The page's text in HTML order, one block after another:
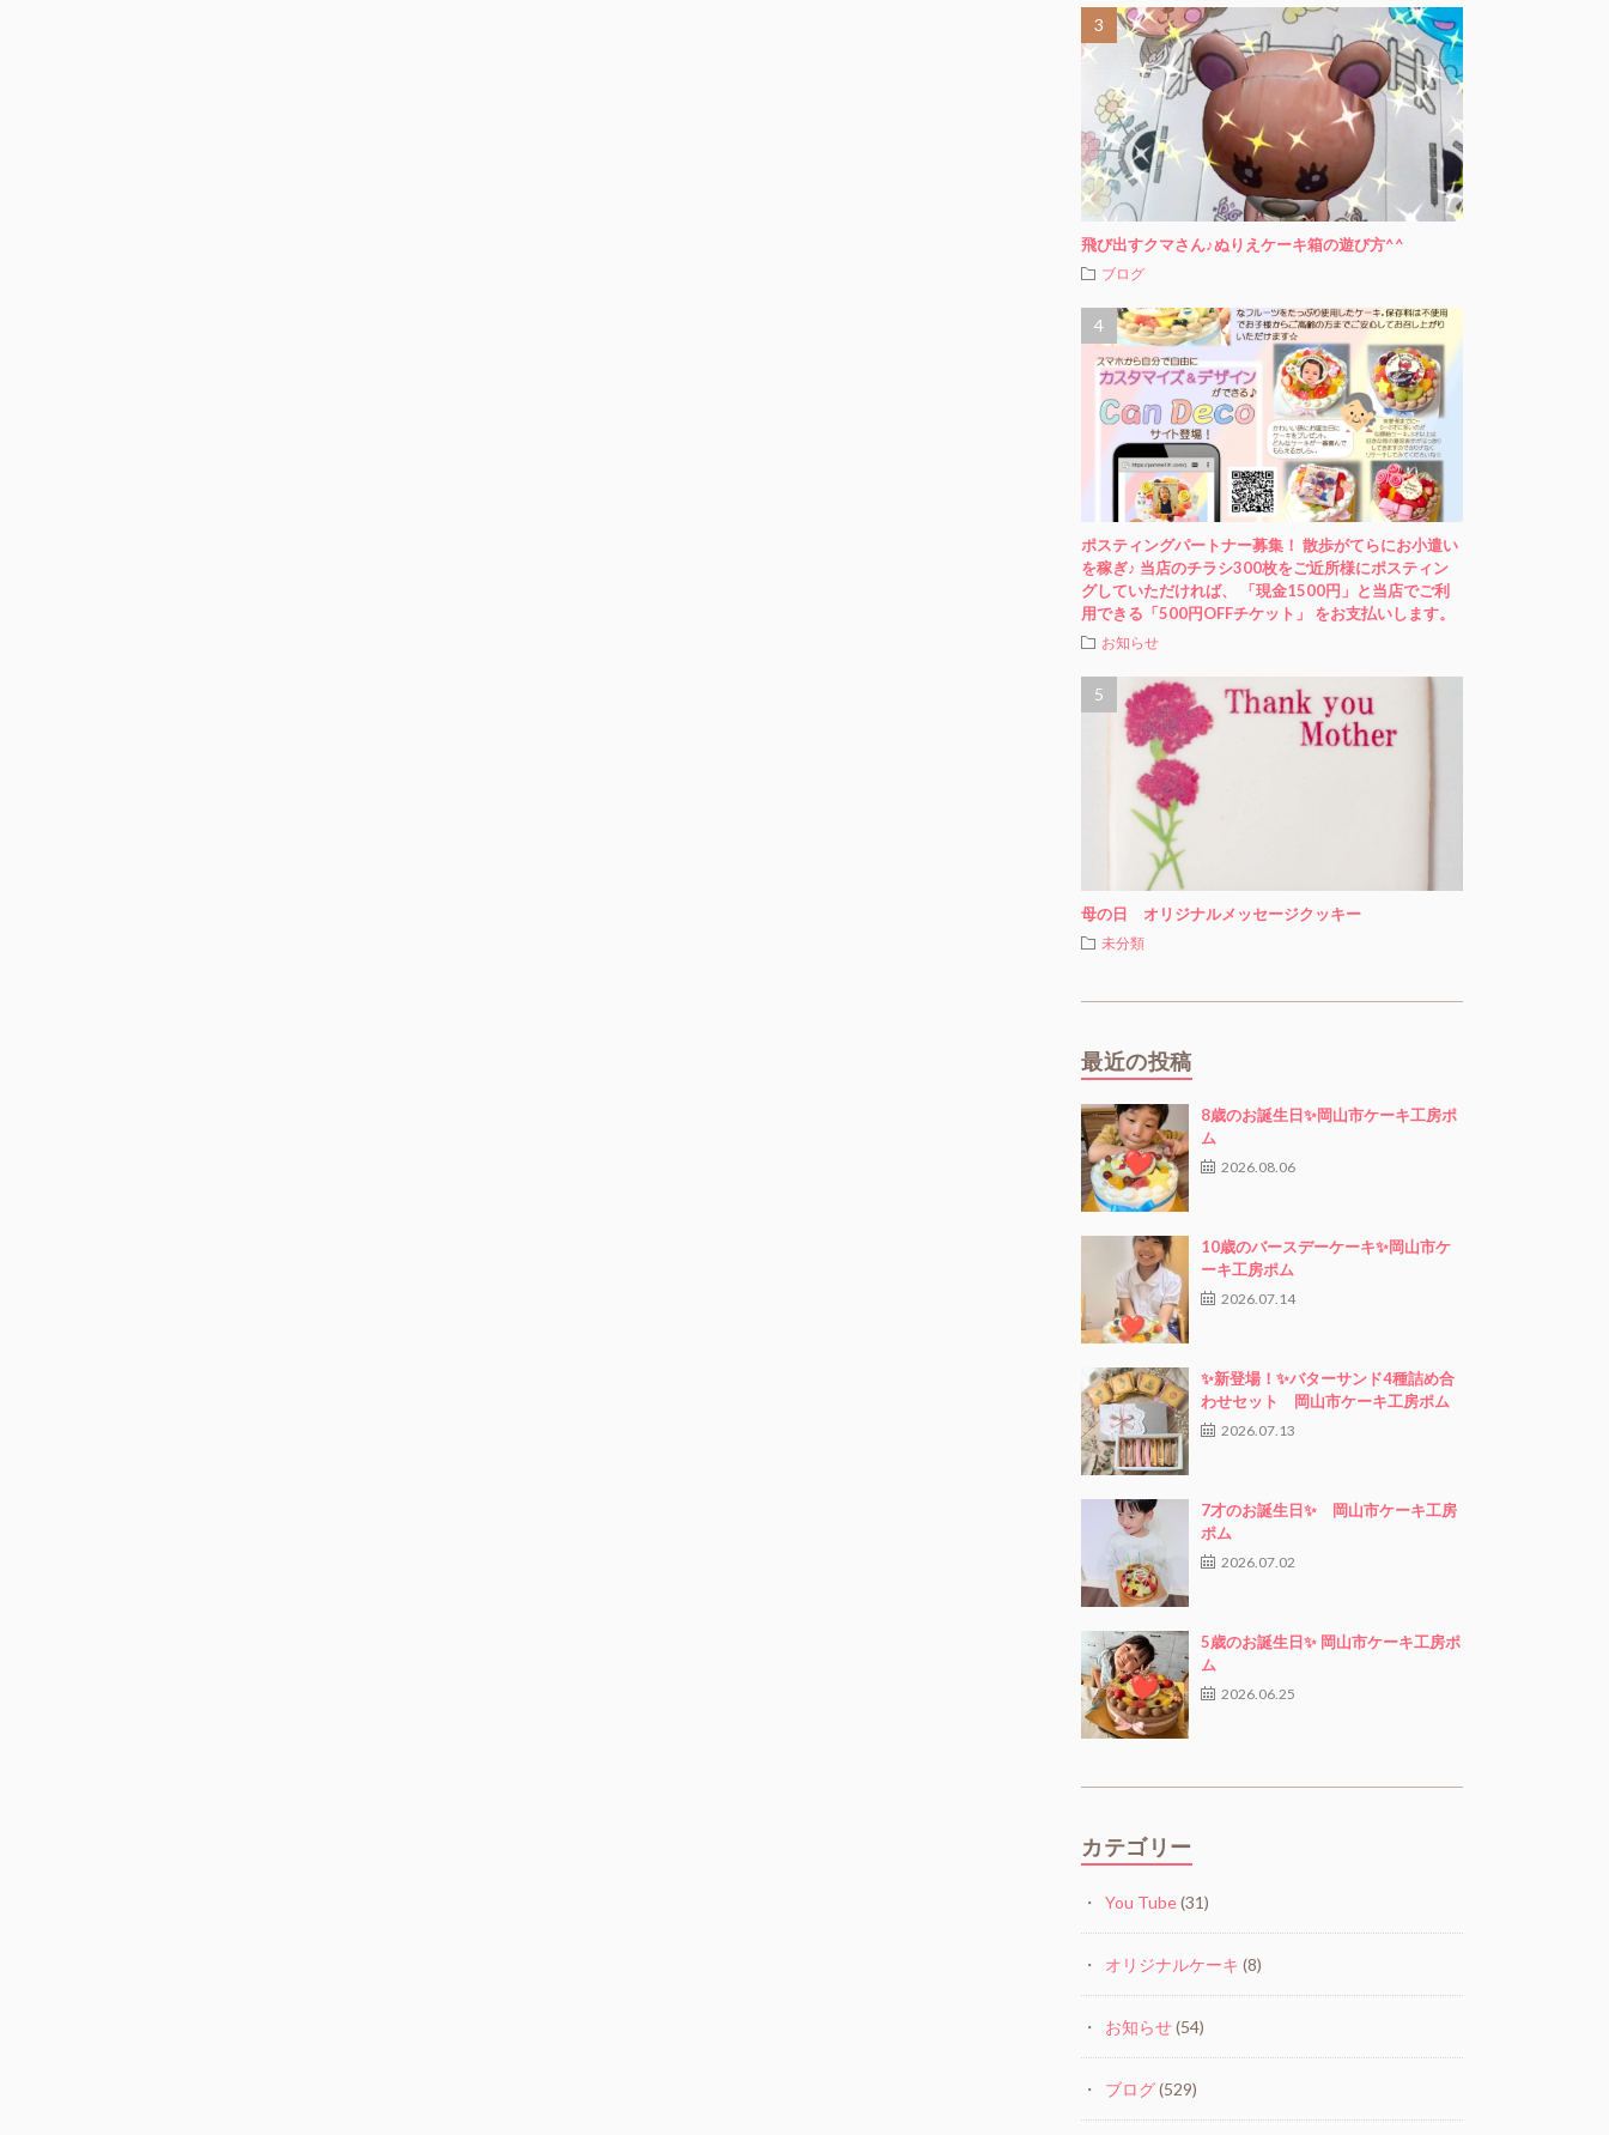
飛び出すクマさん♪ぬりえケーキ箱の遊び方^^
ブログ
ポスティングパートナー募集！ 散歩がてらにお小遣い
を稼ぎ♪ 当店のチラシ300枚をご近所様にポスティン
グしていただければ、 「現金1500円」と当店でご利
用できる「500円OFFチケット」 をお支払いします。
お知らせ
母の日 オリジナルメッセージクッキー
未分類
最近の投稿
8歳のお誕生日✨岡山市ケーキ工房ポ
ム
2026.08.06
10歳のバースデーケーキ✨岡山市ケ
ーキ工房ポム
2026.07.14
✨新登場！✨バターサンド4種詰め合
わせセット 岡山市ケーキ工房ポム
2026.07.13
7才のお誕生日✨ 岡山市ケーキ工房
ポム
2026.07.02
5歳のお誕生日✨ 岡山市ケーキ工房ポ
ム
2026.06.25
カテゴリー
You Tube(31)
オリジナルケーキ (8)
お知らせ(54)
ブログ(529)